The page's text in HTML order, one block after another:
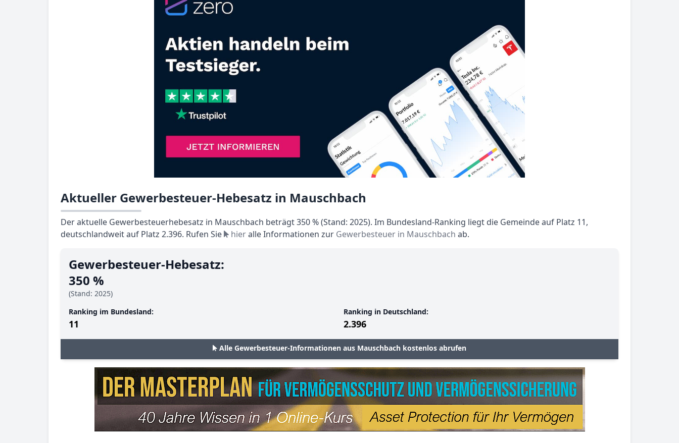
Aktueller Gewerbesteuer-Hebesatz in Mauschbach
Der aktuelle Gewerbesteuerhebesatz in Mauschbach beträgt 350 % (Stand: 2025). Im Bundesland-Ranking liegt die Gemeinde auf Platz 11,
deutschlandweit auf Platz 2.396. Rufen Sie
hieralle Informationen zur Gewerbesteuer in Mauschbach ab.
Gewerbesteuer-Hebesatz:
350 %
(Stand: 2025)
Ranking im Bundesland:
11
Ranking in Deutschland:
2.396
Alle Gewerbesteuer-Informationen aus Mauschbach kostenlos abrufen